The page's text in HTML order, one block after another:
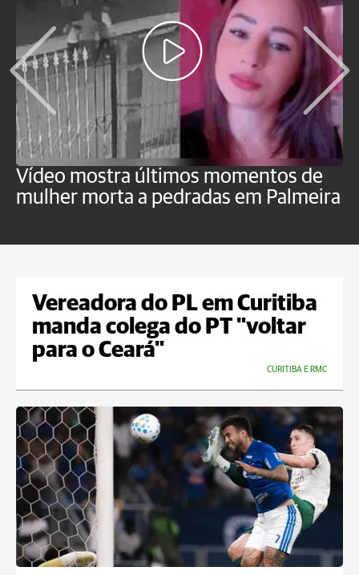
Vídeo mostra últimos momentos de
mulher morta a pedradas em Palmeira
Vereadora do PL em Curitiba
manda colega do PT "voltar
para o Ceará"
CURITIBA E RMC